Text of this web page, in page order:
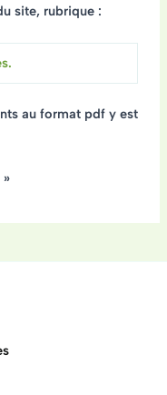
site, rubrique :
au format pdf y est
»